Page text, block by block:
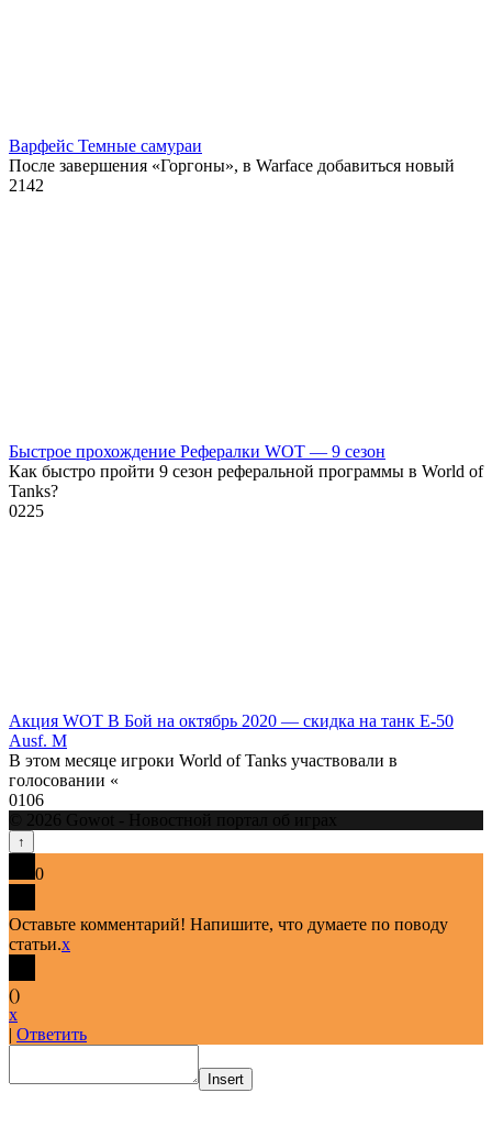
Варфейс Темные самураи
После завершения «Горгоны», в Warface добавиться новый
2142
Быстрое прохождение Рефералки WOT — 9 сезон
Как быстро пройти 9 сезон реферальной программы в World of
Tanks?
0225
Акция WOT В Бой на октябрь 2020 — скидка на танк E-50
Ausf. M
В этом месяце игроки World of Tanks участвовали в
голосовании «
0106
© 2026 Gowot - Новостной портал об играх
0
Оставьте комментарий! Напишите, что думаете по поводу
статьи.x
()
x
| Ответить
Insert